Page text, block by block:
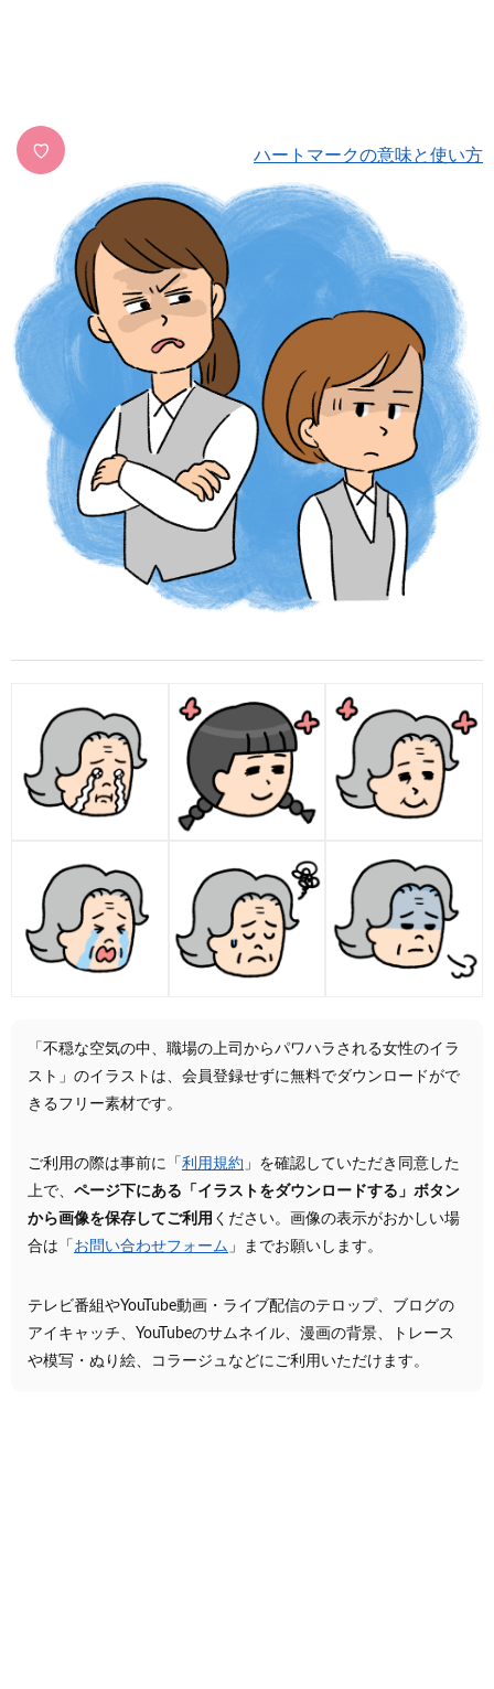
♡ ハートマークの意味と使い方
「不穏な空気の中、職場の上司からパワハラされる女性のイラ
スト」のイラストは、会員登録せずに無料でダウンロードがで
きるフリー素材です。
ご利用の際は事前に「 利用規約 」を確認していただき同意した
上で、 ページ下にある「イラストをダウンロードする」ボタン
から画像を保存してご利用 ください。画像の表示がおかしい場
合は「 お問い合わせフォーム 」までお願いします。
テレビ番組やYouTube動画・ライブ配信のテロップ、ブログの
アイキャッチ、YouTubeのサムネイル、漫画の背景、トレース
や模写・ぬり絵、コラージュなどにご利用いただけます。